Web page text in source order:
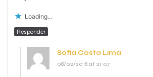
Loading...
Responder
Sofia Costa Lima
08/02/2018 at 21:07